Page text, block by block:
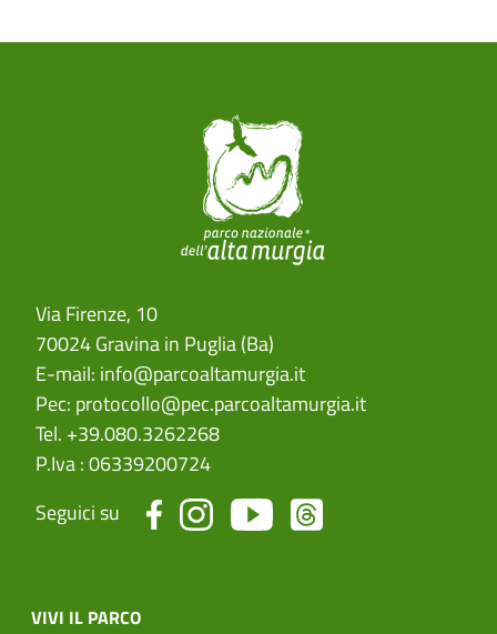
Via Firenze, 10
70024 Gravina in Puglia (Ba)
E-mail: info@parcoaltamurgia.it
Pec: protocollo@pec.parcoaltamurgia.it
Tel. +39.080.3262268
P.Iva : 06339200724
Seguici su
menu top footer
VIVI IL PARCO